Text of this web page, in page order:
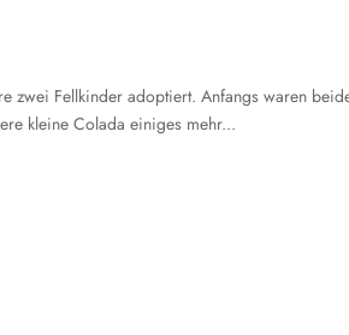
zwei Fellkinder adoptiert. Anfangs waren
kleine Colada einiges mehr...